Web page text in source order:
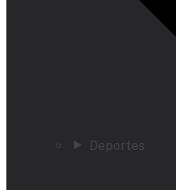
Deportes